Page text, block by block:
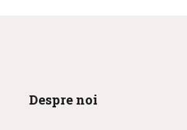
Despre noi